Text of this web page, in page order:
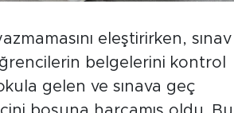
eleştirirken, sınav
belgelerini kontrol
gelen ve sınava geç